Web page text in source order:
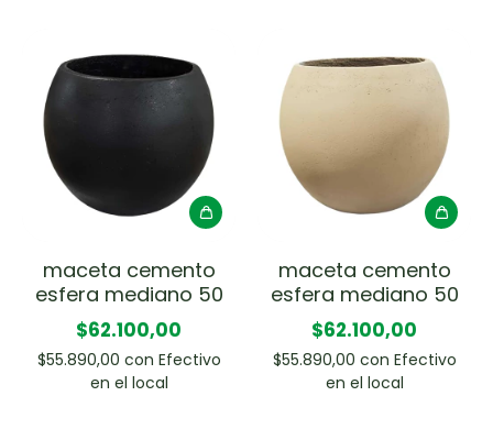
maceta cemento
esfera mediano 50
$62.100,00
$55.890,00 con Efectivo
en el local
maceta cemento
esfera mediano 50
$62.100,00
$55.890,00 con Efectivo
en el local